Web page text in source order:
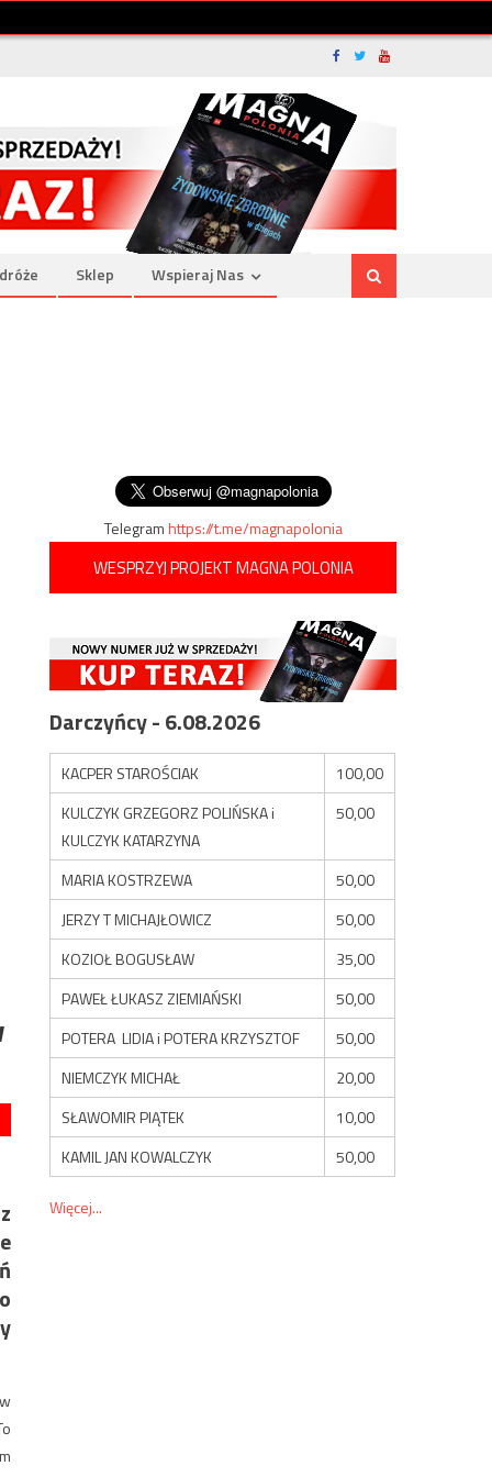
Sklep Wspieraj Nas
Telegramhttps://t.me/magnapolonia
WESPRZYJ PROJEKT MAGNA POLONIA
Darczyńcy - 6.08.2026
KACPER STAROŚCIAK
100,00
KULCZYK GRZEGORZ POLIŃSKA i
KULCZYK KATARZYNA
50,00
MARIA KOSTRZEWA
50,00
JERZY T MICHAJŁOWICZ
50,00
KOZIOŁ BOGUSŁAW
35,00
PAWEŁ ŁUKASZ ZIEMIAŃSKI
50,00
POTERA LIDIA i POTERA KRZYSZTOF
50,00
NIEMCZYK MICHAŁ
20,00
SŁAWOMIR PIĄTEK
10,00
KAMIL JAN KOWALCZYK
50,00
Więcej...